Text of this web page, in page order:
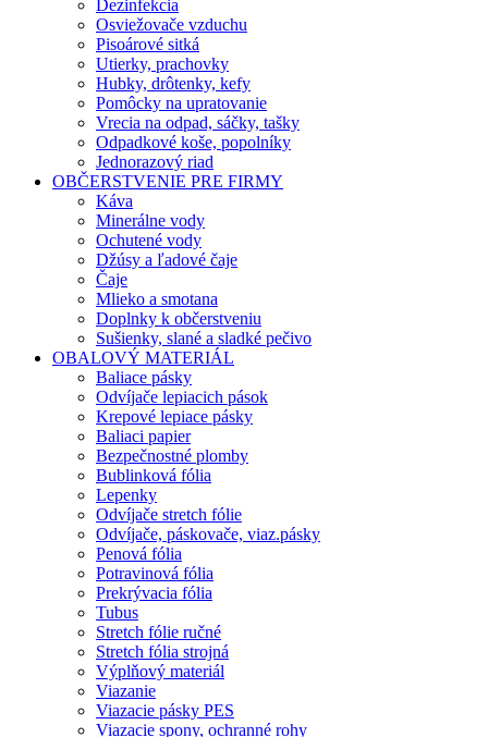
Dezinfekcia
Osviežovače vzduchu
Pisoárové sitká
Utierky, prachovky
Hubky, drôtenky, kefy
Pomôcky na upratovanie
Vrecia na odpad, sáčky, tašky
Odpadkové koše, popolníky
Jednorazový riad
OBČERSTVENIE PRE FIRMY
Káva
Minerálne vody
Ochutené vody
Džúsy a ľadové čaje
Čaje
Mlieko a smotana
Doplnky k občerstveniu
Sušienky, slané a sladké pečivo
OBALOVÝ MATERIÁL
Baliace pásky
Odvíjače lepiacich pások
Krepové lepiace pásky
Baliaci papier
Bezpečnostné plomby
Bublinková fólia
Lepenky
Odvíjače stretch fólie
Odvíjače, páskovače, viaz.pásky
Penová fólia
Potravinová fólia
Prekrývacia fólia
Tubus
Stretch fólie ručné
Stretch fólia strojná
Výplňový materiál
Viazanie
Viazacie pásky PES
Viazacie spony, ochranné rohy